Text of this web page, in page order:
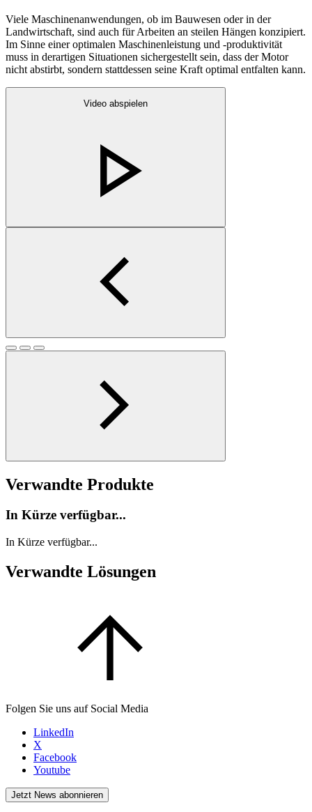
Viele Maschinenanwendungen, ob im Bauwesen oder in der
Landwirtschaft, sind auch für Arbeiten an steilen Hängen konzipiert.
Im Sinne einer optimalen Maschinenleistung und -produktivität
muss in derartigen Situationen sichergestellt sein, dass der Motor
nicht abstirbt, sondern stattdessen seine Kraft optimal entfalten kann.
Video abspielen
Verwandte Produkte
In Kürze verfügbar...
In Kürze verfügbar...
Verwandte Lösungen
Folgen Sie uns auf Social Media
LinkedIn
X
Facebook
Youtube
Jetzt News abonnieren